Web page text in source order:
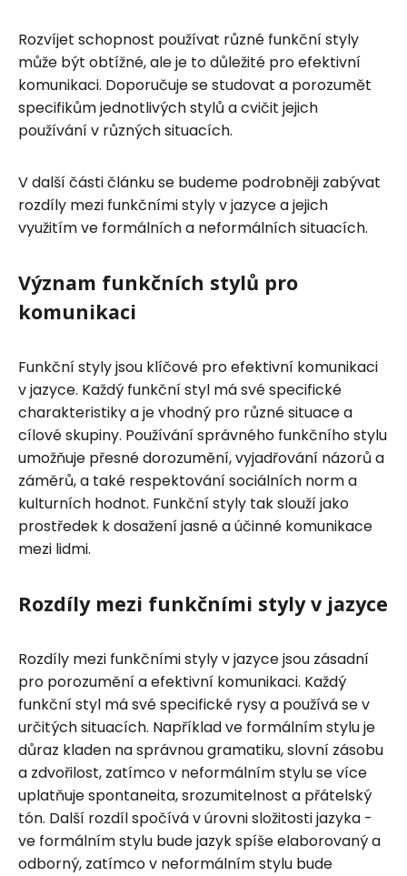
Rozvíjet schopnost používat různé funkční styly
může být obtížné, ale je to důležité pro efektivní
komunikaci. Doporučuje se studovat a porozumět
specifikům jednotlivých stylů a cvičit jejich
používání v různých situacích.
V další části článku se budeme podrobněji zabývat
rozdíly mezi funkčními styly v jazyce a jejich
využitím ve formálních a neformálních situacích.
Význam funkčních stylů pro
komunikaci
Funkční styly jsou klíčové pro efektivní komunikaci
v jazyce. Každý funkční styl má své specifické
charakteristiky a je vhodný pro různé situace a
cílové skupiny. Používání správného funkčního stylu
umožňuje přesné dorozumění, vyjadřování názorů a
záměrů, a také respektování sociálních norm a
kulturních hodnot. Funkční styly tak slouží jako
prostředek k dosažení jasné a účinné komunikace
mezi lidmi.
Rozdíly mezi funkčními styly v jazyce
Rozdíly mezi funkčními styly v jazyce jsou zásadní
pro porozumění a efektivní komunikaci. Každý
funkční styl má své specifické rysy a používá se v
určitých situacích. Například ve formálním stylu je
důraz kladen na správnou gramatiku, slovní zásobu
a zdvořilost, zatímco v neformálním stylu se více
uplatňuje spontaneita, srozumitelnost a přátelský
tón. Další rozdíl spočívá v úrovni složitosti jazyka -
ve formálním stylu bude jazyk spíše elaborovaný a
odborný, zatímco v neformálním stylu bude